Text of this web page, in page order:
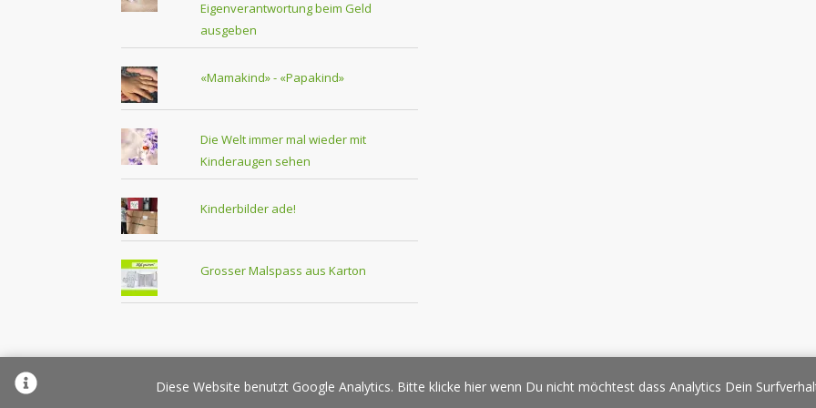
Eigenverantwortung beim Geld
ausgeben
«Mamakind» - «Papakind»
Die Welt immer mal wieder mit
Kinderaugen sehen
Kinderbilder ade!
Grosser Malspass aus Karton
Über Elternplanet Pressespiegel Werbung/Sponsoring Impressum Copyright
Diese Website benutzt Google Analytics. Bitte klicke hier wenn Du nicht möchtest dass Analytics Dein